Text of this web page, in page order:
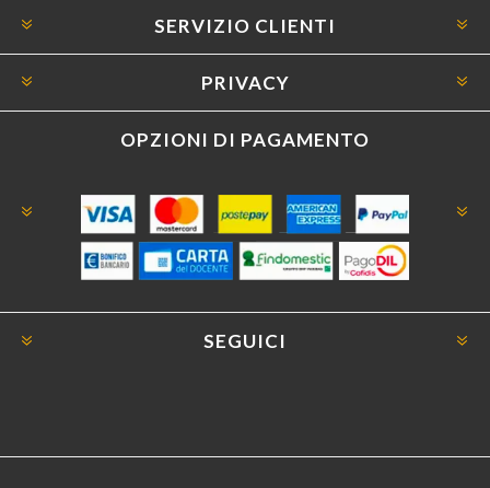
SERVIZIO CLIENTI
PRIVACY
OPZIONI DI PAGAMENTO
SEGUICI